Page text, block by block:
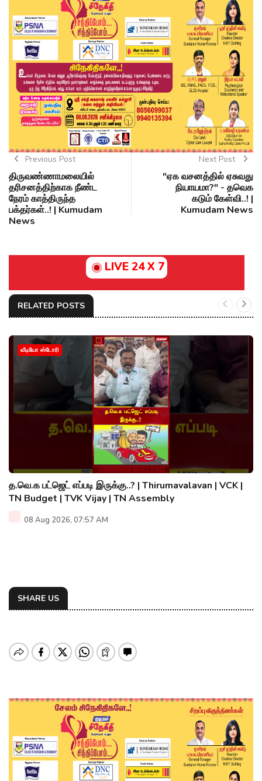
Previous Post
திருவண்ணாமலையில்
தரிசனத்திற்காக நீண்ட
நேரம் காத்திருந்த
பக்தர்கள்..! | Kumudam
News
Next Post
"ஏக வசனத்தில் ஏசுவது
நியாயமா?" - தவெக
கடும் கேள்வி..! |
Kumudam News
LIVE 24 X 7
RELATED POSTS
வீடியோ ஸ்டோரி
த.வெ.க பட்ஜெட் எப்படி இருக்கு..? | Thirumavalavan | VCK |
TN Budget | TVK Vijay | TN Assembly
08 Aug 2026, 07:57 AM
SHARE US